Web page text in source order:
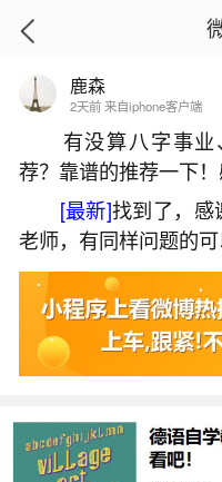
首页
2026年1
2026-
鹿森
2天前 来自iphone客户端
有没算八字事业
荐？靠谱的推荐一下！
[最新]找到了，感
老师，有同样问题的